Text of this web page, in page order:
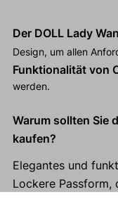
Der DOLL Lady
Design, um allen
Funktionalität von
werden.
Warum sollten Sie
kaufen?
Elegantes und
Lockere Passform,